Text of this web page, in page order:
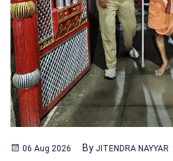
06 Aug 2026 By JITENDRA NAYYAR